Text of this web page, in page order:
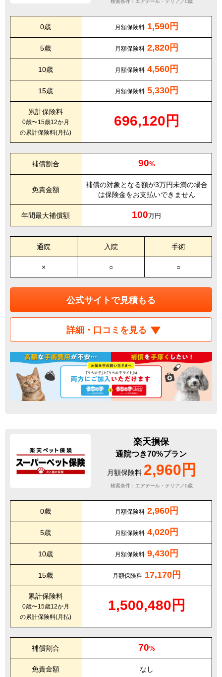
検索条件：エアデール・テリア／0歳
0歳 月額保険料 1,590円
5歳 月額保険料 2,820円
10歳 月額保険料 4,560円
15歳 月額保険料 5,330円
累計保険料
0歳〜15歳12か月
の累計保険料(月払)
696,120円
補償割合 90%
免責金額
補償の対象となる額が3万円未満の場合
は保険金をお支払いできません
年間最大補償額 100万円
通院 入院 手術
× ○ ○
公式サイトで見積もる
詳細・口コミを見る
楽天損保
通院つき70%プラン
月額保険料 2,960円
検索条件：エアデール・テリア／0歳
0歳 月額保険料 2,960円
5歳 月額保険料 4,020円
10歳 月額保険料 9,430円
15歳 月額保険料 17,170円
累計保険料
0歳〜15歳12か月
の累計保険料(月払)
1,500,480円
補償割合 70%
免責金額 なし